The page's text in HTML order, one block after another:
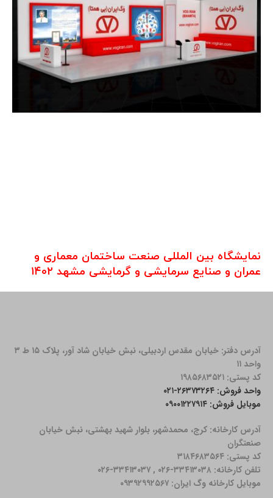
نمایشگاه بین المللی صنعت ساختمان معماری و
عمران و صنایع سرمایشی و گرمایشی مشهد ۱۴۰۲
آدرس دفتر: خیابان مقدس اردبیلی، نبش خیابان شاد آور، پلاک ۱۵ ط ۳
واحد ۱۱
کد پستی: ۱۹۸۵۶۸۳۵۲۱
واحد فروش: ۲۶۳۷۳۲۶۴-۰۲۱
موبایل فروش: ۰۹۰۰۱۲۲۷۹۱۴
آدرس کارخانه: كرج، محمدشهر، بلوار شهید بهشتی، نبش خیابان
صنعتگران
کد پستی: ۳۱۸۴۶۸۳۵۶۴
تلفن کارخانه: ۳۳۴۱۳۰۳۸-۰۲۶ , ۳۳۴۱۳۰۳۷-۰۲۶
موبایل کارخانه وگ ایران: ۰۹۳۹۲۹۹۲۵۶۷